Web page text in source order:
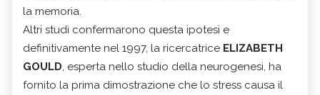
la memoria.
Altri studi confermarono questa ipotesi e
definitivamente nel 1997, la ricercatrice ELIZABETH
GOULD, esperta nello studio della neurogenesi, ha
fornito la prima dimostrazione che lo stress causa il